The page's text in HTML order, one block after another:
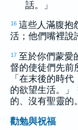
話。」
16 這些人滿腹抱
活；他們嘴裡說
17 至於你們蒙愛
督的使徒們先前
「在末後的時
的欲望生活。」
的、沒有聖靈的。
勸勉與祝福